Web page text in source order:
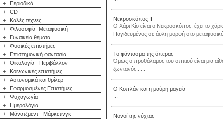
+
Περιοδικά
+
CD
+
Καλές τέχνες
+
Φιλοσοφία- Μεταφυσική
+
Γυναικεία θέματα
+
Φυσικές επιστήμες
+
Επιστημονική φαντασία
+
Οικολογία - Περιβάλλον
+
Κοινωνικές επιστήμες
+
Αστυνομικά και θρίλερ
+
Εφαρμοσμένες Επιστήμες
+
Ψυχαγωγία
+
Ημερολόγια
+
Μάνατζμεντ - Μάρκετινγκ
Νεκροσκόπος ΙΙ
Ο Χάρι Κίο είναι ο Νεκροσκόπος: έχει το
Παγιδευμένος σε άυλη μορφή στο
Το φάντασμα της όπερας
Όμως ο προθάλαμος του σπιτιού είναι μια
ζωντανός......
Ο Κοπλάν και η μαύρη μαγεία
Νονοί της νύχτας